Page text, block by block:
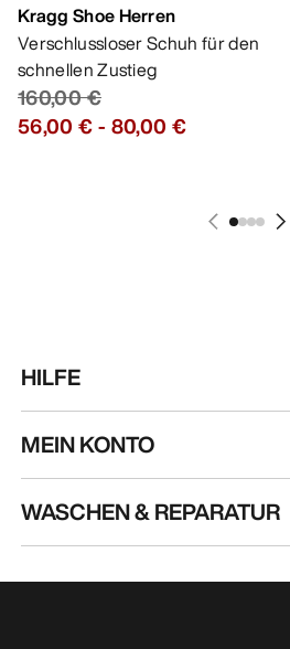
Kragg Shoe Herren
Verschlussloser Schuh für den
schnellen Zustieg
160,00 €
56,00 €- 80,00 €
HILFE
MEIN KONTO
WASCHEN & REPARATUR